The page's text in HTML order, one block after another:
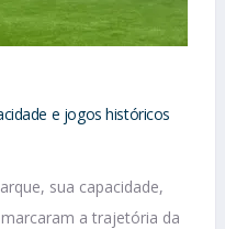
e jogos históricos
sua capacidade,
a trajetória da